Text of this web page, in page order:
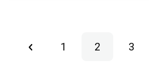
1 2 3